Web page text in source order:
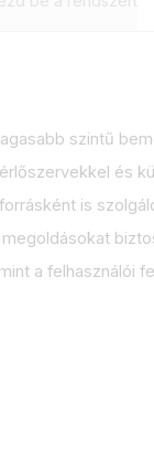
szintű
és
is
a felhasználói